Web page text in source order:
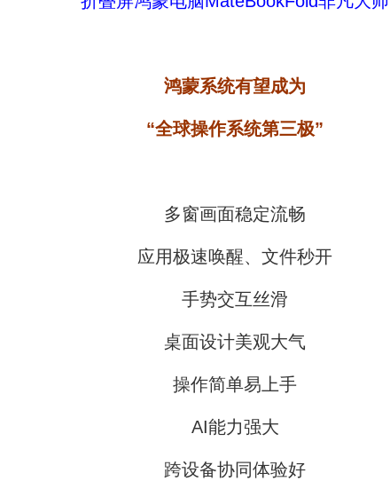
鸿蒙系统有望成为
“全球操作系统第三极”
多窗画面稳定流畅
应用极速唤醒、文件秒开
手势交互丝滑
桌面设计美观大气
操作简单易上手
AI能力强大
跨设备协同体验好